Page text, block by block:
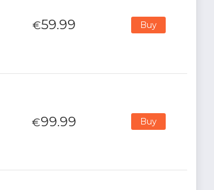
€59.99 Buy
€99.99 Buy